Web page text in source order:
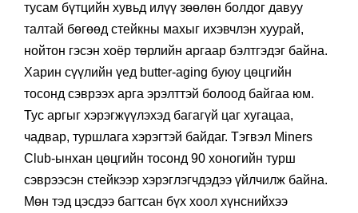
тусам бүтцийн хувьд илүү зөөлөн болдог давуу
талтай бөгөөд стейкны махыг ихэвчлэн хуурай,
нойтон гэсэн хоёр төрлийн аргаар бэлтгэдэг байна.
Харин сүүлийн үед butter-aging буюу цөцгийн
тосонд сэврээх арга эрэлттэй болоод байгаа юм.
Тус аргыг хэрэгжүүлэхэд багагүй цаг хугацаа,
чадвар, туршлага хэрэгтэй байдаг. Тэгвэл Miners
Club-ынхан цөцгийн тосонд 90 хоногийн турш
сэврээсэн стейкээр хэрэглэгчдэдээ үйлчилж байна.
Мөн тэд цэсдээ багтсан бүх хоол хүнснийхээ